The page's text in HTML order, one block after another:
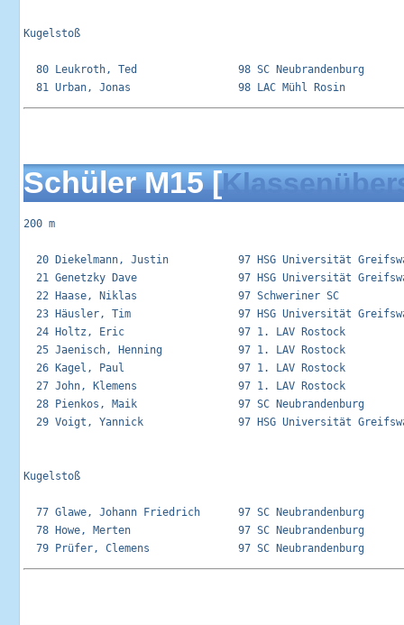
Kugelstoß
80 Leukroth, Ted                98 SC
Schüler M15 [
200 m
20 Diekelmann, Justin           97 HSG Universität
21 Genetzky Dave                97 HSG Universität
22 Haase, Niklas                97
23 Häusler, Tim                 97 HSG Universität
24 Holtz, Eric                  97 1. LAV
25 Jaenisch, Henning            97 1. LAV
26 Kagel, Paul                  97 1. LAV
27 John, Klemens                97 1. LAV
28 Pienkos, Maik                97 SC
29 Voigt, Yannick               97 HSG Universität
Kugelstoß
77 Glawe, Johann Friedrich      97 SC
78 Howe, Merten                 97 SC